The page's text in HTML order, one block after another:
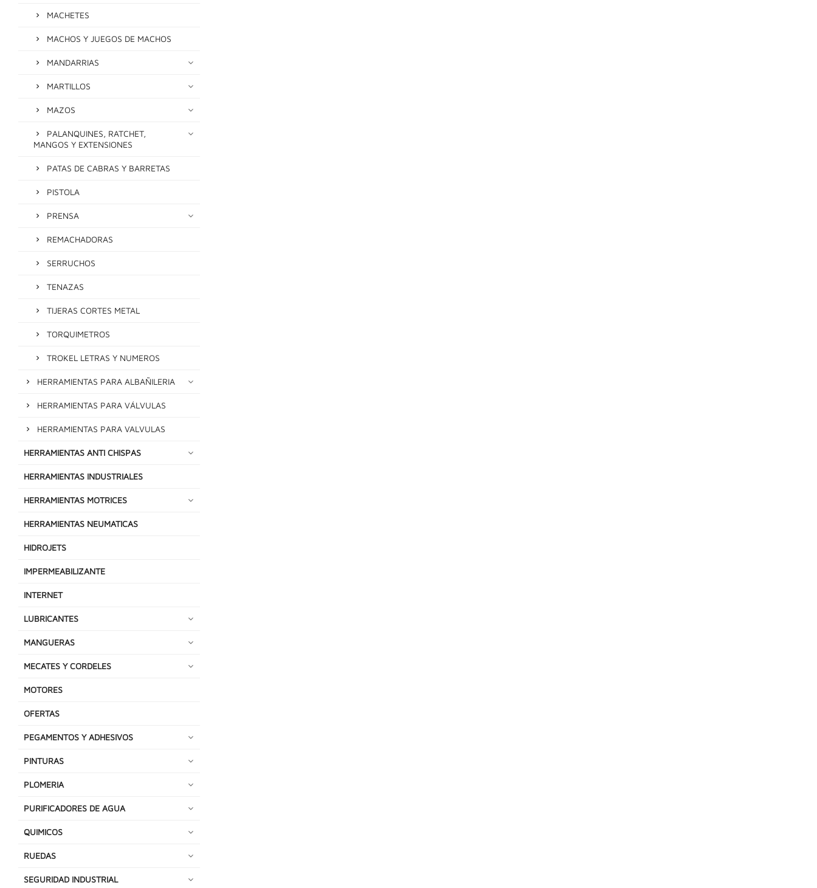
MACHETES
MACHOS Y JUEGOS DE MACHOS
MANDARRIAS
MARTILLOS
MAZOS
PALANQUINES, RATCHET,
MANGOS Y EXTENSIONES
PATAS DE CABRAS Y BARRETAS
PISTOLA
PRENSA
REMACHADORAS
SERRUCHOS
TENAZAS
TIJERAS CORTES METAL
TORQUIMETROS
TROKEL LETRAS Y NUMEROS
HERRAMIENTAS PARA ALBAÑILERIA
HERRAMIENTAS PARA VÁLVULAS
HERRAMIENTAS PARA VALVULAS
HERRAMIENTAS ANTI CHISPAS
HERRAMIENTAS INDUSTRIALES
HERRAMIENTAS MOTRICES
HERRAMIENTAS NEUMATICAS
HIDROJETS
IMPERMEABILIZANTE
INTERNET
LUBRICANTES
MANGUERAS
MECATES Y CORDELES
MOTORES
OFERTAS
PEGAMENTOS Y ADHESIVOS
PINTURAS
PLOMERIA
PURIFICADORES DE AGUA
QUIMICOS
RUEDAS
SEGURIDAD INDUSTRIAL